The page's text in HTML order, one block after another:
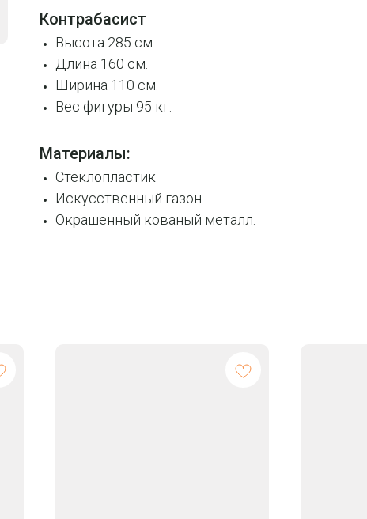
Контрабасист
Высота 285 см.
Длина 160 см.
Ширина 110 см.
Вес фигуры 95 кг.
Материалы:
Стеклопластик
Искусственный газон
Окрашенный кованый металл.